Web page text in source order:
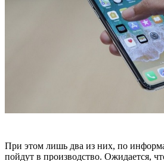
При этом лишь два из них, по
пойдут в производство. Ожидается,